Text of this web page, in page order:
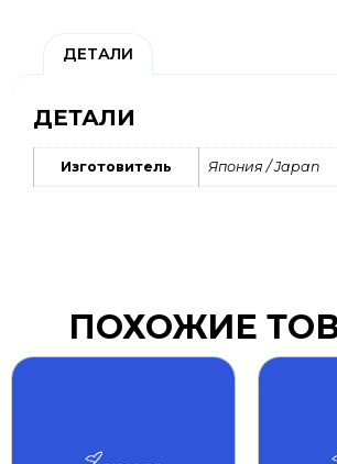
ДЕТАЛИ
ДЕТАЛИ
Изготовитель Япония / Japan
ПОХОЖИЕ